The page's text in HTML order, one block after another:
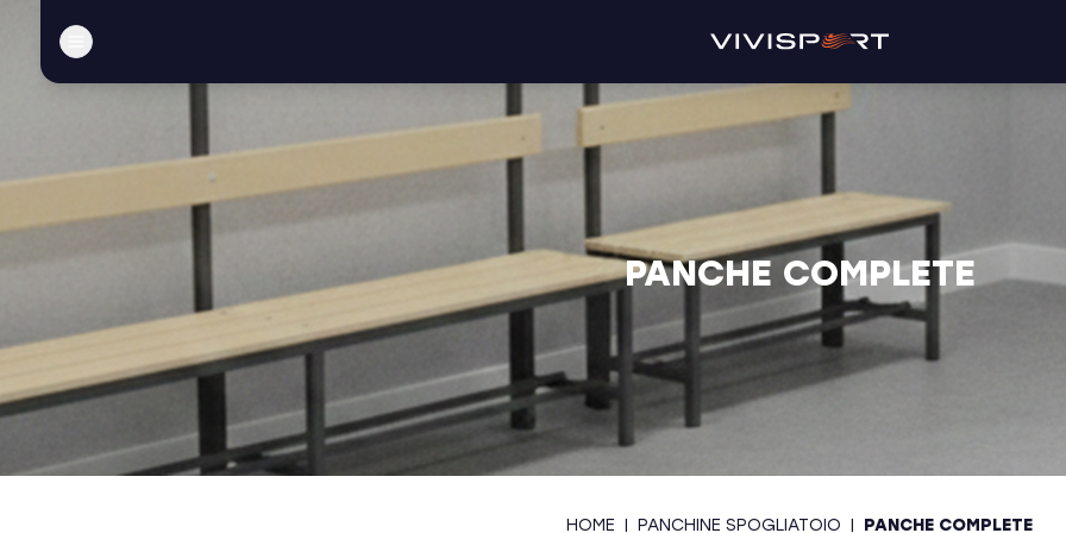
PANCHE COMPLETE
HOME | PANCHINE SPOGLIATOIO | PANCHE COMPLETE